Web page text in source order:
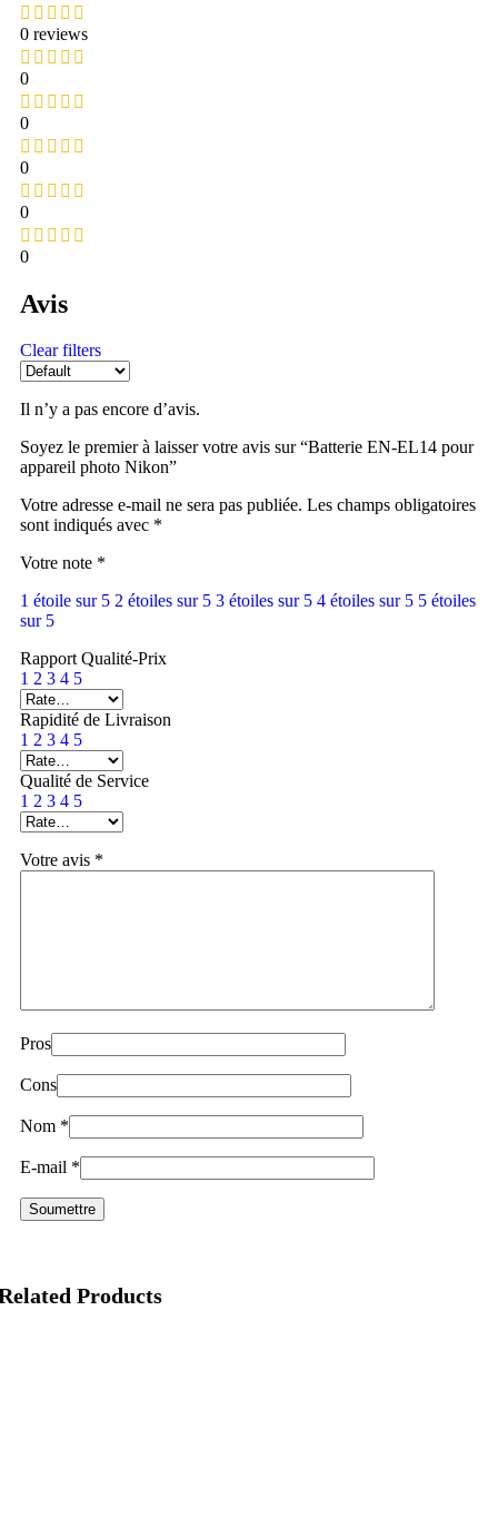
0 reviews
0
0
0
0
0
Avis
Clear filters
Il n’y a pas encore d’avis.
Soyez le premier à laisser votre avis sur “Batterie EN-EL14 pour
appareil photo Nikon”
Votre adresse e-mail ne sera pas publiée. Les champs obligatoires
sont indiqués avec *
Votre note *
1 étoile sur 5 2 étoiles sur 5 3 étoiles sur 5 4 étoiles sur 5 5 étoiles
sur 5
Rapport Qualité-Prix
1 2 3 4 5
Rapidité de Livraison
1 2 3 4 5
Qualité de Service
1 2 3 4 5
Votre avis *
Pros
Cons
Nom *
E-mail *
Products